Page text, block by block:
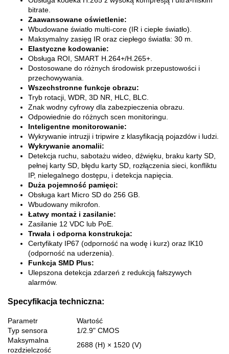
bitrate.
Zaawansowane oświetlenie:
Wbudowane światło multi-core (IR i ciepłe światło).
Maksymalny zasięg IR oraz ciepłego światła: 30 m.
Elastyczne kodowanie:
Obsługa ROI, SMART H.264+/H.265+.
Dostosowane do różnych środowisk przepustowości i
przechowywania.
Wszechstronne funkcje obrazu:
Tryb rotacji, WDR, 3D NR, HLC, BLC.
Znak wodny cyfrowy dla zabezpieczenia obrazu.
Odpowiednie do różnych scen monitoringu.
Inteligentne monitorowanie:
Wykrywanie intruzji i tripwire z klasyfikacją pojazdów i ludzi.
Wykrywanie anomalii:
Detekcja ruchu, sabotażu wideo, dźwięku, braku karty SD,
pełnej karty SD, błędu karty SD, rozłączenia sieci, konfliktu
IP, nielegalnego dostępu, i detekcja napięcia.
Duża pojemność pamięci:
Obsługa kart Micro SD do 256 GB.
Wbudowany mikrofon.
Łatwy montaż i zasilanie:
Zasilanie 12 VDC lub PoE.
Trwała i odporna konstrukcja:
Certyfikaty IP67 (odporność na wodę i kurz) oraz IK10
(odporność na uderzenia).
Funkcja SMD Plus:
Ulepszona detekcja zdarzeń z redukcją fałszywych
alarmów.
Specyfikacja techniczna:
Parametr
Wartość
Typ sensora
1/2.9" CMOS
Maksymalna
rozdzielczość
2688 (H) × 1520 (V)